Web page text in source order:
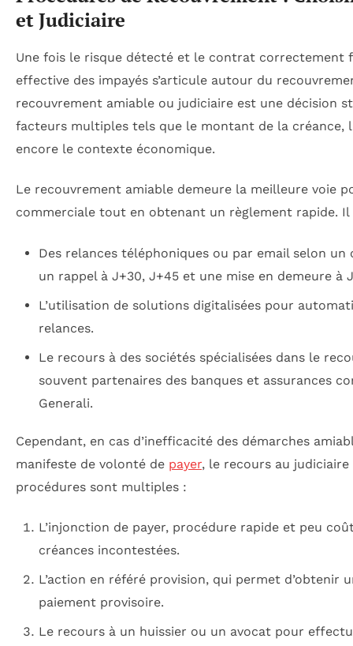
et Judiciaire
Une fois le risque détecté et le contrat correctement
effective des impayés s’articule autour du
recouvrement amiable ou judiciaire est une décision
facteurs multiples tels que le montant de la créance,
encore le contexte économique.
Le recouvrement amiable demeure la meilleure voie
commerciale tout en obtenant un règlement rapide. Il
Des relances téléphoniques ou par email selon un
un rappel à J+30, J+45 et une mise en demeure à
L’utilisation de solutions digitalisées pour
relances.
Le recours à des sociétés spécialisées dans le
souvent partenaires des banques et assurances
Generali.
Cependant, en cas d’inefficacité des démarches
manifeste de volonté de payer, le recours au
procédures sont multiples :
L’injonction de payer, procédure rapide et peu
créances incontestées.
L’action en référé provision, qui permet d’obtenir
paiement provisoire.
Le recours à un huissier ou un avocat pour